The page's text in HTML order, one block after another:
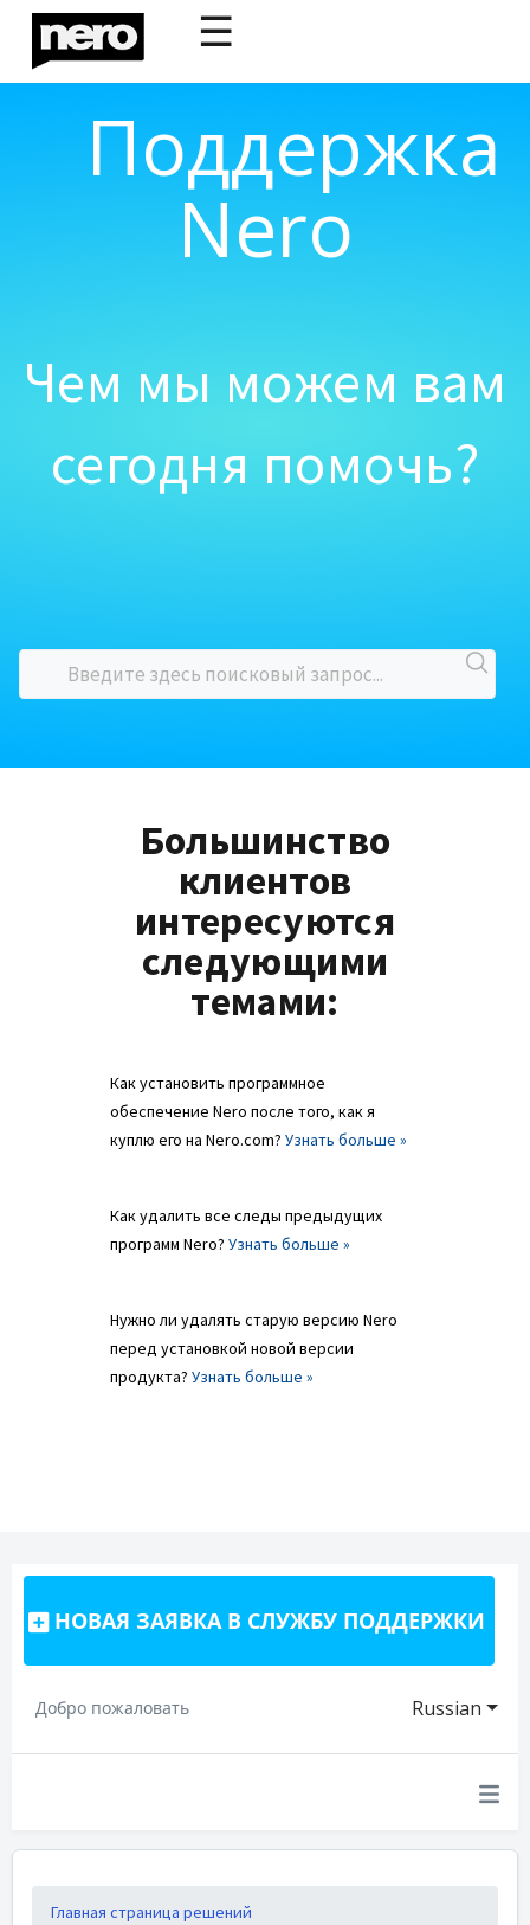
☰
Поддержка
Nero
Чем мы можем вам
сегодня помочь?
Большинство
клиентов
интересуются
следующими
темами:
Как установить программное
обеспечение Nero после того, как я
куплю его на Nero.com? Узнать больше »
Как удалить все следы предыдущих
программ Nero? Узнать больше »
Нужно ли удалять старую версию Nero
перед установкой новой версии
продукта? Узнать больше »
НОВАЯ ЗАЯВКА В СЛУЖБУ ПОДДЕРЖКИ
Russian
Добро пожаловать
Главная страница решений